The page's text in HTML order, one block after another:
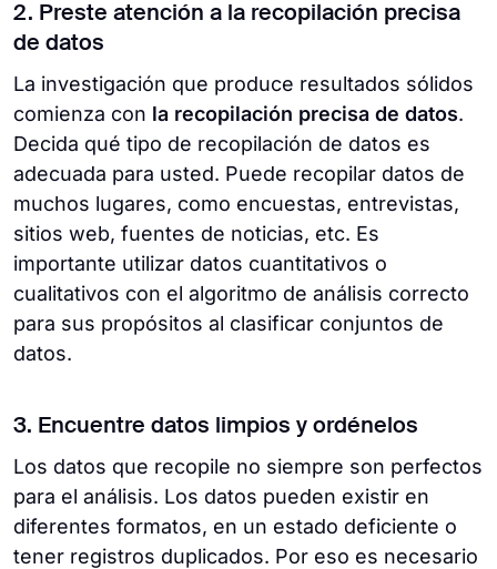
2. Preste atención a la recopilación precisa
de datos
La investigación que produce resultados sólidos
comienza con la recopilación precisa de datos.
Decida qué tipo de recopilación de datos es
adecuada para usted. Puede recopilar datos de
muchos lugares, como encuestas, entrevistas,
sitios web, fuentes de noticias, etc. Es
importante utilizar datos cuantitativos o
cualitativos con el algoritmo de análisis correcto
para sus propósitos al clasificar conjuntos de
datos.
3. Encuentre datos limpios y ordénelos
Los datos que recopile no siempre son perfectos
para el análisis. Los datos pueden existir en
diferentes formatos, en un estado deficiente o
tener registros duplicados. Por eso es necesario